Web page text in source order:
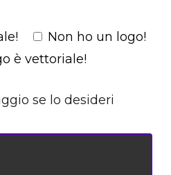
Non ho un logo!
è vettoriale!
se lo desideri